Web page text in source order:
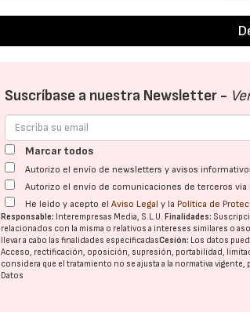
Suscríbase a nuestra Newsletter -
Marcar todos
Autorizo el envío de newsletters y avisos
Autorizo el envío de comunicaciones de terceros
He leído y acepto elAviso Legal y la Política de
Responsable: Interempresas Media, S.L.U.Finalidades:
relacionados con la misma o relativos a intereses similares o
llevar a cabo las finalidades especificadasCesión: Los datos
Acceso, rectificación, oposición, supresión, portabilidad,
considera que el tratamiento no se ajusta a la normativa
Datos